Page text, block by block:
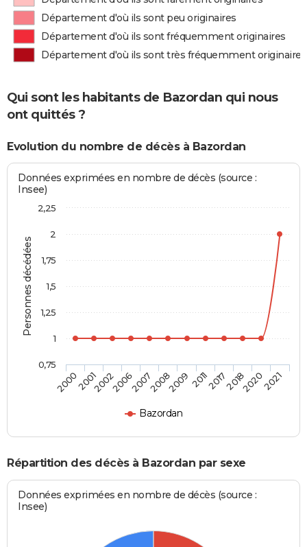
Département d'où ils sont peu originaires
Département d'où ils sont fréquemment originaires
Département d'où ils sont très fréquemment originaires
Qui sont les habitants de Bazordan qui nous
ont quittés ?
Evolution du nombre de décès à Bazordan
Personnes décédées
Données exprimées en nombre de décès (source :
Insee)
Bazordan
2000200120022006200720082009 20112017201820202021
0,75
1
1,25
1,5
1,75
2
2,25
Répartition des décès à Bazordan par sexe
Données exprimées en nombre de décès (source :
Insee)